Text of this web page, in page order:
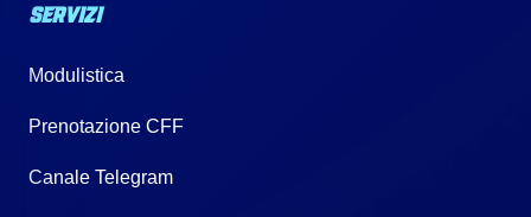
SERVIZI
Modulistica
Prenotazione CFF
Canale Telegram